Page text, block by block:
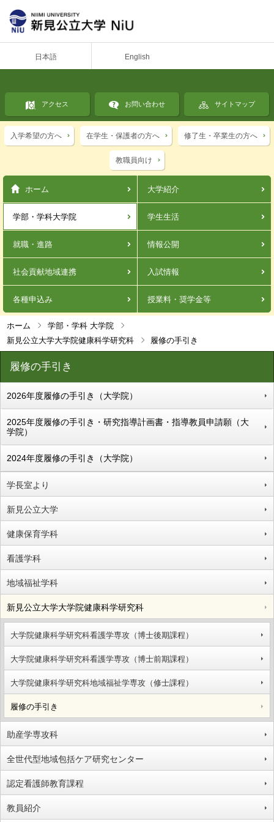
日本語 English
アクセス お問い合わせ サイトマップ
入学希望の方へ 在学生・保護者の方へ 修了生・卒業生の方へ
教職員向け
ホーム 大学紹介
学部・学科大学院 学生生活
就職・進路 情報公開
社会貢献地域連携 入試情報
各種申込み 授業料・奨学金等
ホーム
学部・学科 大学院
新見公立大学大学院健康科学研究科
履修の手引き
学長室より
新見公立大学
健康保育学科
看護学科
地域福祉学科
新見公立大学大学院健康科学研究科
大学院健康科学研究科看護学専攻（博士後期課程）
大学院健康科学研究科看護学専攻（博士前期課程）
大学院健康科学研究科地域福祉学専攻（修士課程）
履修の手引き
助産学専攻科
全世代型地域包括ケア研究センター
認定看護師教育課程
教員紹介
履修の手引き
2026年度履修の手引き（大学院）
2025年度履修の手引き・研究指導計画書・指導教員申請願（大
学院）
2024年度履修の手引き（大学院）